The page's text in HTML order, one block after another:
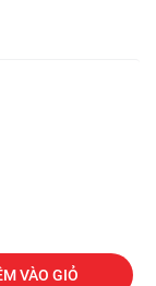
VÀO GIỎ